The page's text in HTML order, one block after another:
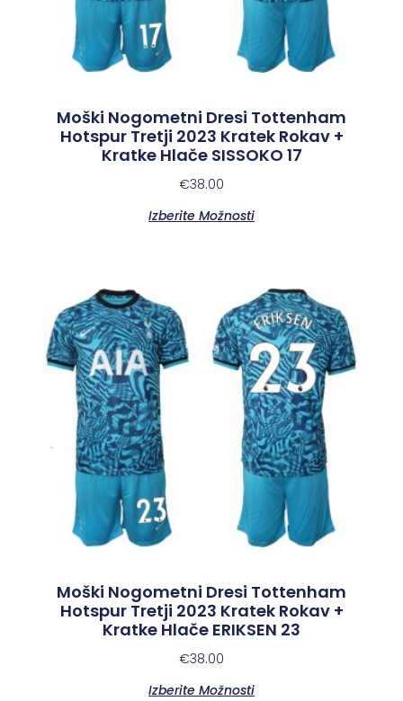
Moški Nogometni Dresi Tottenham
Hotspur Tretji 2023 Kratek Rokav +
Kratke Hlače SISSOKO 17
€38.00
Izberite Možnosti
Moški Nogometni Dresi Tottenham
Hotspur Tretji 2023 Kratek Rokav +
Kratke Hlače ERIKSEN 23
€38.00
Izberite Možnosti